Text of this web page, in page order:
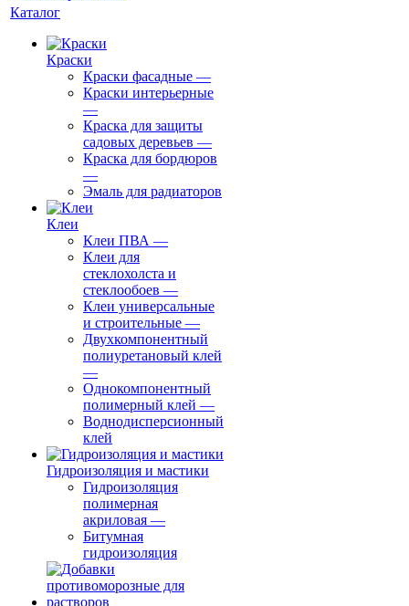
Каталог
Краски
Краски фасадные —
Краски интерьерные
—
Краска для защиты
садовых деревьев —
⁠Краска для бордюров
—
Эмаль для радиаторов
Клеи
Клеи ПВА —
Клеи для
стеклохолста и
стеклообоев —
Клеи универсальные
и строительные —
Двухкомпонентный
полиуретановый клей
—
Однокомпонентный
полимерный клей —
Воднодисперсионный
клей
Гидроизоляция и мастики
Гидроизоляция
полимерная
акриловая —
Битумная
гидроизоляция